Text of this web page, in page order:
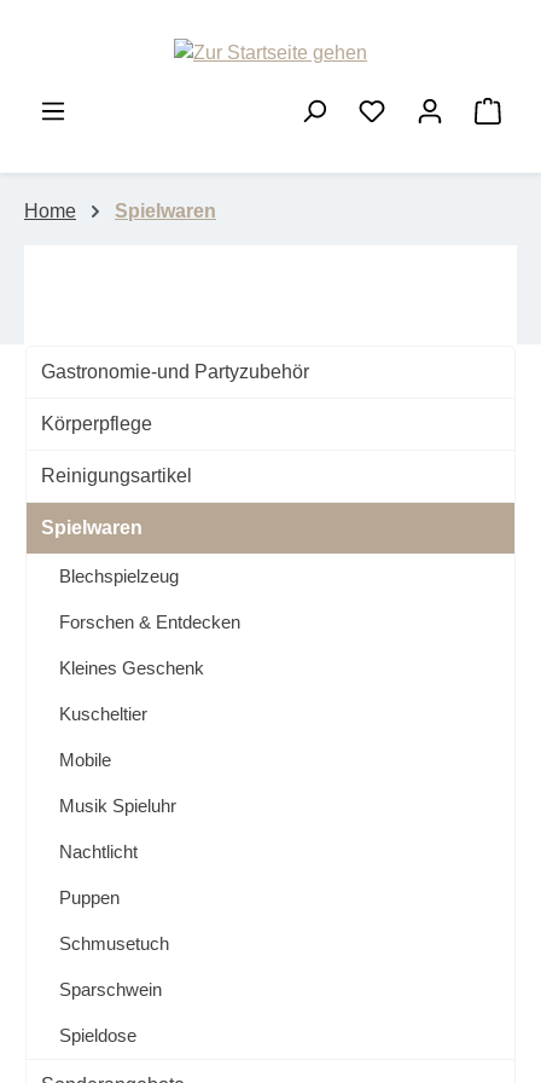
Home Spielwaren
Gastronomie-und Partyzubehör
Körperpflege
Reinigungsartikel
Spielwaren
Blechspielzeug
Forschen & Entdecken
Kleines Geschenk
Kuscheltier
Mobile
Musik Spieluhr
Nachtlicht
Puppen
Schmusetuch
Sparschwein
Spieldose